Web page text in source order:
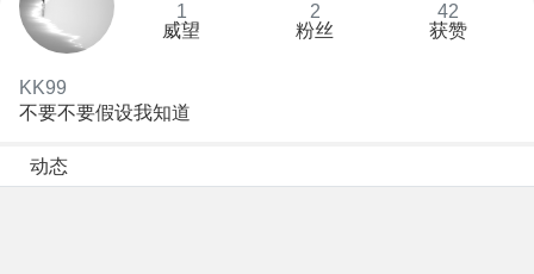
1
威望
2
粉丝
42
获赞
KK99
不要不要假设我知道
动态